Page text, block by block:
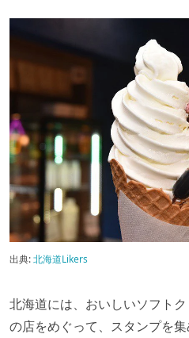
出典:北海道Likers
北海道には、おいしいソフト
の店をめぐって、スタンプを